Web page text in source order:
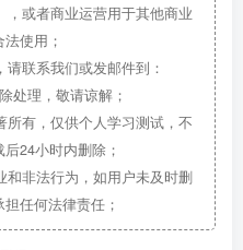
或者商业运营用于其他商业
使用；
联系我们或发邮件到：
处理，敬请谅解；
有，仅供个人学习测试，不
24小时内删除；
和非法行为，如用户未及时删
任何法律责任；